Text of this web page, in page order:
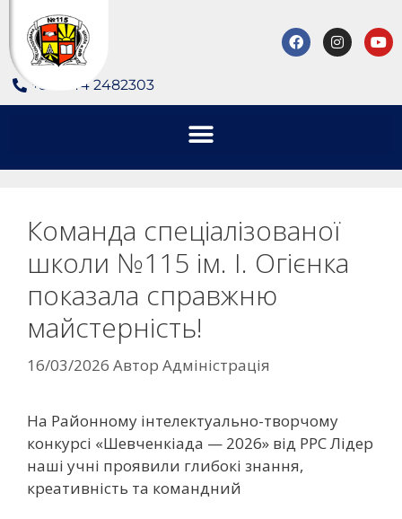
+380 44 2482303
Команда спеціалізованої
школи №115 ім. І. Огієнка
показала справжню
майстерність!
16/03/2026 Автор Адміністрація
На Районному інтелектуально-творчому
конкурсі «Шевченкіада — 2026» від РРС Лідер
наші учні проявили глибокі знання,
креативність та командний